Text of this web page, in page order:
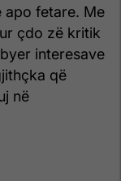
apo fetare. Me
çdo zë kritik
interesave
që
në